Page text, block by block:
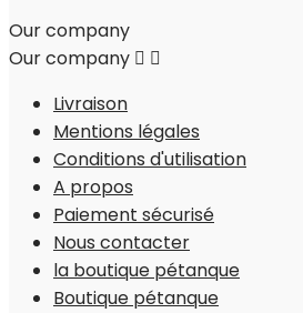
Our company
Our company  
Livraison
Mentions légales
Conditions d'utilisation
A propos
Paiement sécurisé
Nous contacter
la boutique pétanque
Boutique pétanque